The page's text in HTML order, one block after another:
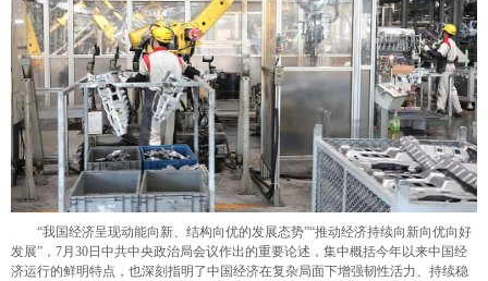
“我国经济呈现动能向新、结构向优的发展态势”“推动经济持续向新向优向好
发展”，7月30日中共中央政治局会议作出的重要论述，集中概括今年以来中国经
济运行的鲜明特点，也深刻指明了中国经济在复杂局面下增强韧性活力、持续稳